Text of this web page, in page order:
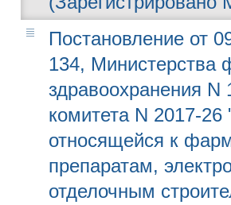
Постановление от
134, Министерства
здравоохранения N
комитета N 2017-
относящейся к
препаратам,
отделочным